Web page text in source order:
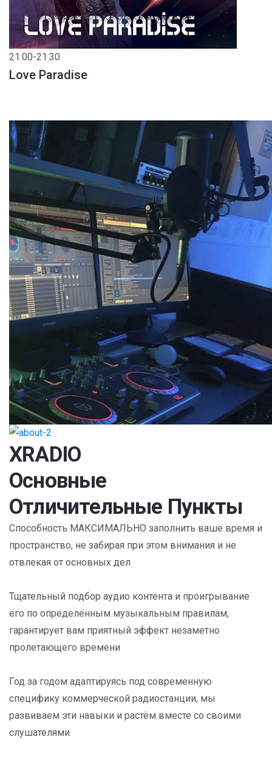
21:00-21:30
Love Paradise
XRADIO
Основные
Отличительные Пункты
Способность МАКСИМАЛЬНО заполнить ваше время и
пространство, не забирая при этом внимания и не
отвлекая от основных дел
Тщательный подбор аудио контента и проигрывание
его по определённым музыкальным правилам,
гарантирует вам приятный эффект незаметно
пролетающего времени
Год за годом адаптируясь под современную
специфику коммерческой радиостанции, мы
развиваем эти навыки и растём вместе со своими
слушателями